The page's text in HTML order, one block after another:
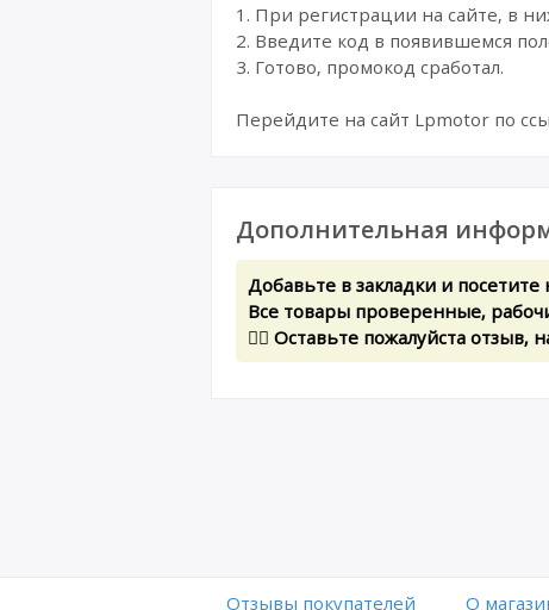
1. При регистрации на сайте, в
2. Введите код в появившемся
3. Готово, промокод сработал.
Перейдите на сайт Lpmotor по
Дополнительная
Добавьте в закладки и
Все товары проверенные,
✍🏻 Оставьте пожалуйста отзыв,
Отзывы покупателей O